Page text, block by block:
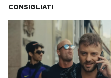
CONSIGLIATI